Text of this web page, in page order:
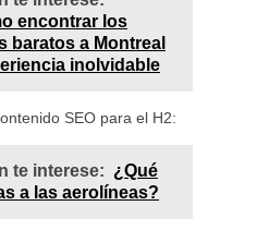
encontrar los
baratos a Montreal
inolvidable
SEO para el H2:
te interese: ¿Qué
a las aerolíneas?